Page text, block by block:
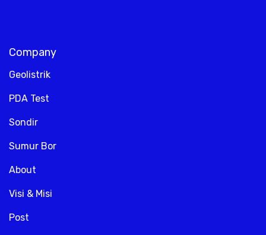
Company
Geolistrik
PDA Test
Sondir
Sumur Bor
About
Visi & Misi
Post